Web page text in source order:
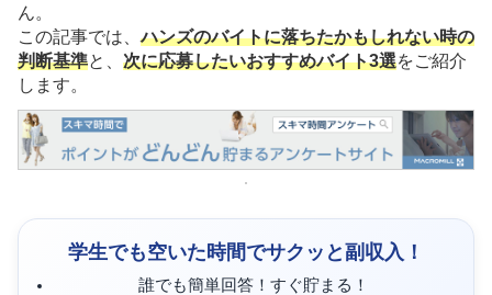
ん。
この記事では、ハンズのバイトに落ちたかもしれない時の
判断基準と、 次に応募したいおすすめバイト3選をご紹介
します。
学生でも空いた時間でサクッと副収入！
誰でも簡単回答！すぐ貯まる！